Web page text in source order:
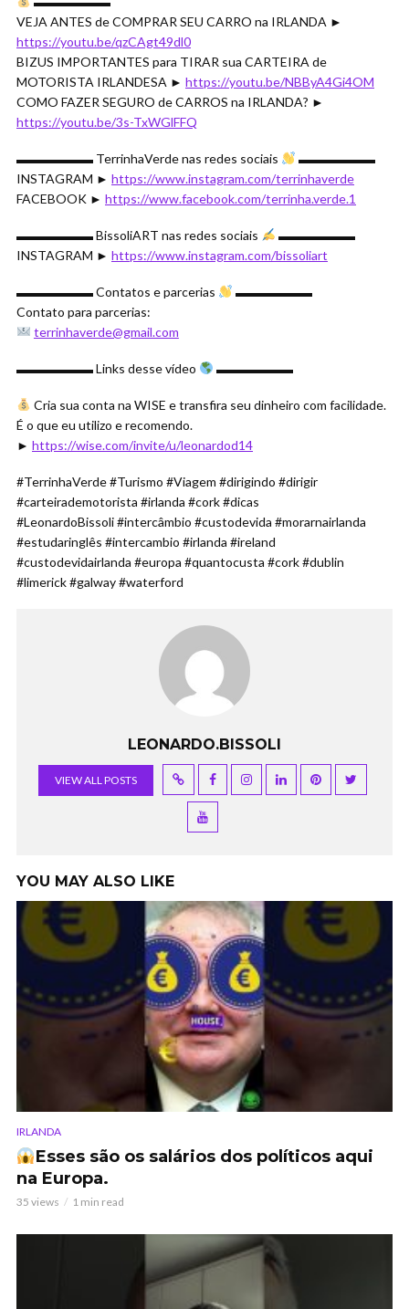
VEJA ANTES de COMPRAR SEU CARRO na IRLANDA ►
https://youtu.be/qzCAgt49dl0
BIZUS IMPORTANTES para TIRAR sua CARTEIRA de
MOTORISTA IRLANDESA ► https://youtu.be/NBByA4Gi4OM
COMO FAZER SEGURO de CARROS na IRLANDA? ►
https://youtu.be/3s-TxWGlFFQ
▬▬▬▬▬▬ TerrinhaVerde nas redes sociais
▬▬▬▬▬▬
INSTAGRAM ► https://www.instagram.com/terrinhaverde
FACEBOOK ► https://www.facebook.com/terrinha.verde.1
▬▬▬▬▬▬ BissoliART nas redes sociais
▬▬▬▬▬▬
INSTAGRAM ► https://www.instagram.com/bissoliart
▬▬▬▬▬▬ Contatos e parcerias
▬▬▬▬▬▬
Contato para parcerias:
terrinhaverde@gmail.com
▬▬▬▬▬▬ Links desse vídeo ▬▬▬▬▬▬
Cria sua conta na WISE e transfira seu dinheiro com facilidade.
É o que eu utilizo e recomendo.
► https://wise.com/invite/u/leonardod14
#TerrinhaVerde #Turismo #Viagem #dirigindo #dirigir
#carteirademotorista #irlanda #cork #dicas
#LeonardoBissoli #intercâmbio #custodevida #morarnairlanda
#estudaringlês #intercambio #irlanda #ireland
#custodevidairlanda #europa #quantocusta #cork #dublin
#limerick #galway #waterford
LEONARDO.BISSOLI
VIEW ALL POSTS
YOU MAY ALSO LIKE
IRLANDA
Esses são os salários dos políticos aqui
na Europa.
35 views 1 min read